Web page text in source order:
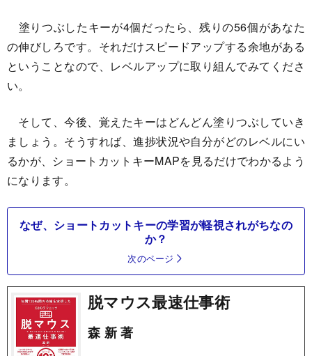
塗りつぶしたキーが4個だったら、残りの56個があなた
の伸びしろです。それだけスピードアップする余地がある
ということなので、レベルアップに取り組んでみてくださ
い。
そして、今後、覚えたキーはどんどん塗りつぶしていき
ましょう。そうすれば、進捗状況や自分がどのレベルにい
るかが、ショートカットキーMAPを見るだけでわかるよう
になります。
なぜ、ショートカットキーの学習が軽視されがちなの
か？
次のページ
脱マウス最速仕事術
森 新 著